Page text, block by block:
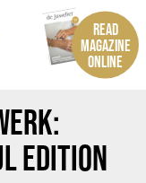
READ
MAGAZINE
ONLINE
EDITION